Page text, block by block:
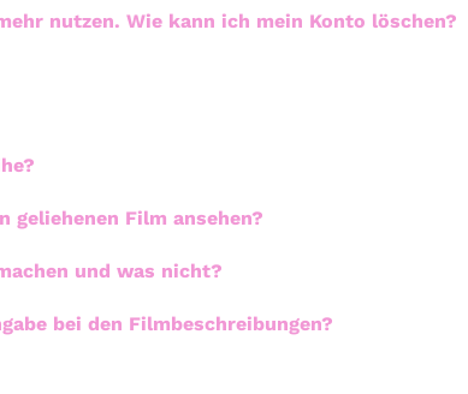
nutzen. Wie kann ich mein Konto löschen?
Film ansehen?
und was nicht?
bei den Filmbeschreibungen?